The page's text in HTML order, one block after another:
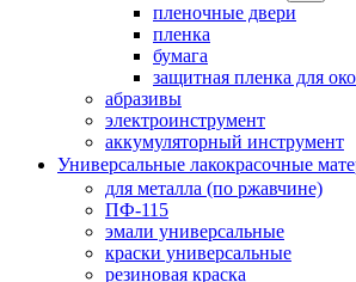
пленочные двери
пленка
бумага
защитная пленка для
абразивы
электроинструмент
аккумуляторный инструмент
Универсальные лакокрасочные
для металла (по ржавчине)
ПФ-115
эмали универсальные
краски универсальные
резиновая краска